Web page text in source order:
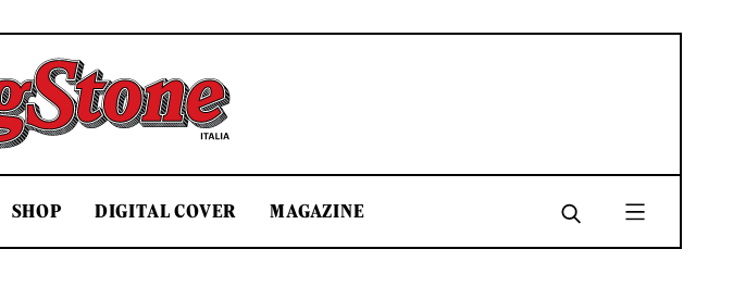
Rolling Stone Italia
SHOP DIGITAL COVER MAGAZINE